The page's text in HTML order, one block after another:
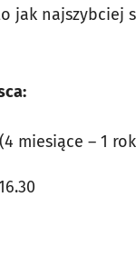
jak najszybciej
miesiące – 1